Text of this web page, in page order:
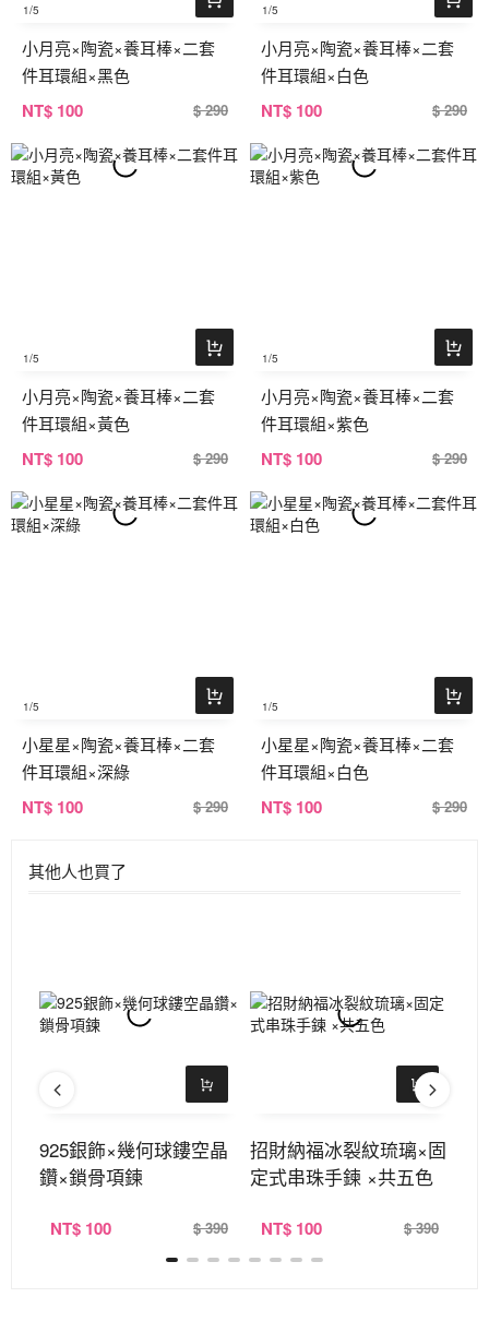
1/5
小月亮×陶瓷×養耳棒×二套
件耳環組×黑色
NT$ 100 $ 290
1/5
小月亮×陶瓷×養耳棒×二套
件耳環組×白色
NT$ 100 $ 290
1/5
小月亮×陶瓷×養耳棒×二套
件耳環組×黃色
NT$ 100 $ 290
1/5
小月亮×陶瓷×養耳棒×二套
件耳環組×紫色
NT$ 100 $ 290
1/5
小星星×陶瓷×養耳棒×二套
件耳環組×深綠
NT$ 100 $ 290
1/5
小星星×陶瓷×養耳棒×二套
件耳環組×白色
NT$ 100 $ 290
其他人也買了
925銀飾×幾何球鏤空晶
鑽×鎖骨項鍊
NT$ 100 $ 390
招財納福冰裂紋琉璃×固
定式串珠手鍊 ×共五色
NT$ 100 $ 390